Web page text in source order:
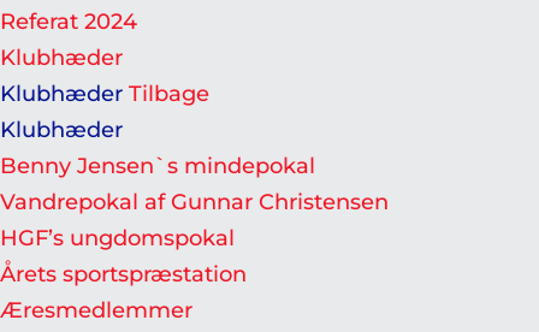
Referat 2024
Klubhæder
Klubhæder Tilbage
Klubhæder
Benny Jensen`s mindepokal
Vandrepokal af Gunnar Christensen
HGF’s ungdomspokal
Årets sportspræstation
Æresmedlemmer